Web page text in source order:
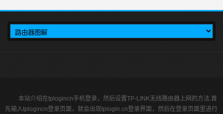
本站介绍在tplogincn手机登录，然后设置TP-LINK无线路由器上网的方法,首
先输入tplogincn登录页面，就会出现tplogin.cn登录界面，然后在登录页面里进行